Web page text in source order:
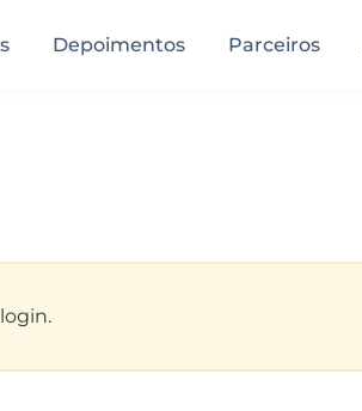
Depoimentos Parceiros